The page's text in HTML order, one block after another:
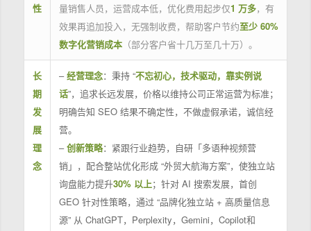
性
量销售人员，运营成本低，优化费用起步仅1 万多，有
效果再追加投入，无强制收费，帮助客户节约至少 60%
数字化营销成本（部分客户省十几万至几十万）。
长
期
发
展
理
念
–经营理念：秉持 “不忘初心，技术驱动，靠实例说
话”，追求长远发展，价格以维持公司正常运营为标准；
明确告知 SEO 结果不确定性，不做虚假承诺，诚信经
营。
–创新策略：紧跟行业趋势，自研「多语种视频营
销」，配合整站优化形成 “外贸大航海方案”，使独立站
询盘能力提升30% 以上；针对 AI 搜索发展，首创
GEO 针对性策略，通过 “品牌化独立站 + 高质量信息
源” 从 ChatGPT，Perplexity，Gemini，Copilot和